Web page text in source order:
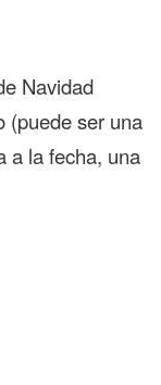
Navidad
(puede ser una
a la fecha, una